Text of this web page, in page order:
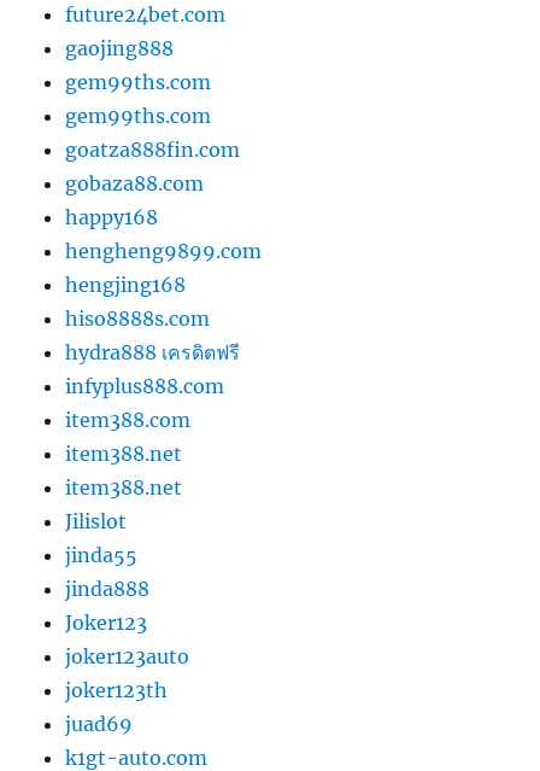
future24bet.com
gaojing888
gem99ths.com
gem99ths.com
goatza888fin.com
gobaza88.com
happy168
hengheng9899.com
hengjing168
hiso8888s.com
hydra888 เครดิตฟรี
infyplus888.com
item388.com
item388.net
item388.net
Jilislot
jinda55
jinda888
Joker123
joker123auto
joker123th
juad69
k1gt-auto.com